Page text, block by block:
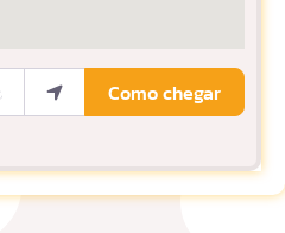
Como chegar